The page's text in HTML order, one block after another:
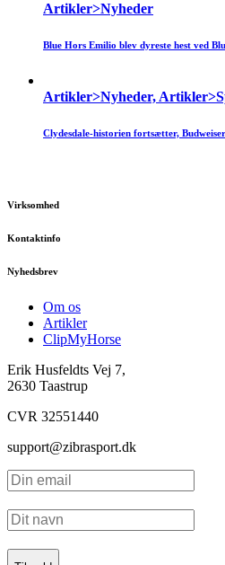
Artikler>Nyheder
Blue Hors Emilio blev dyreste hest ved
Artikler>Nyheder,
Clydesdale-historien fortsætter,
Virksomhed
Kontaktinfo
Nyhedsbrev
Om os
Artikler
ClipMyHorse
Erik Husfeldts Vej 7,
2630 Taastrup
CVR 32551440
support@zibrasport.dk